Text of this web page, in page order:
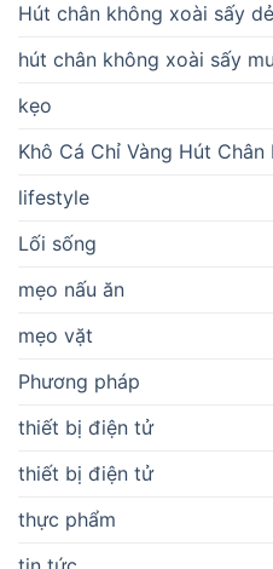
Hút chân không xoài sấy
hút chân không xoài sấy
kẹo
Khô Cá Chỉ Vàng Hút Chân
lifestyle
Lối sống
mẹo nấu ăn
mẹo vặt
Phương pháp
thiết bị điện tử
thiết bị điện tử
thực phẩm